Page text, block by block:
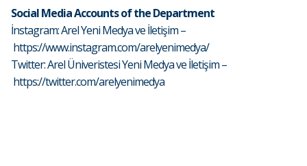
Social Media Accounts of the Department
İnstagram: Arel Yeni Medya ve İletişim –
https://www.instagram.com/arelyenimedya/
Twitter: Arel Üniveristesi Yeni Medya ve İletişim –
https://twitter.com/arelyenimedya